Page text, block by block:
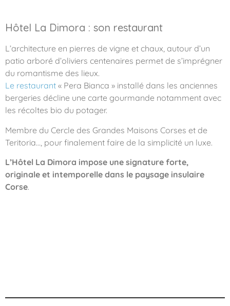
Hôtel La Dimora : son restaurant
L’architecture en pierres de vigne et chaux, autour d’un
patio arboré d’oliviers centenaires permet de s’imprégner
du romantisme des lieux.
Le restaurant « Pera Bianca » installé dans les anciennes
bergeries décline une carte gourmande notamment avec
les récoltes bio du potager.
Membre du Cercle des Grandes Maisons Corses et de
Teritoria…, pour finalement faire de la simplicité un luxe.
L’Hôtel La Dimora impose une signature forte,
originale et intemporelle dans le paysage insulaire
Corse.